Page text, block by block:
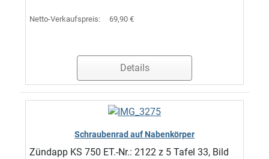
Netto-Verkaufspreis: 69,90 €
Details
Schraubenrad auf Nabenkörper
Zündapp KS 750 ET.-Nr.: 2122 z 5 Tafel 33, Bild